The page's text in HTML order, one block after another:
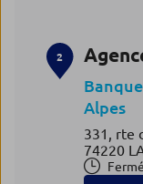
2
Alpes
331, rte
74220